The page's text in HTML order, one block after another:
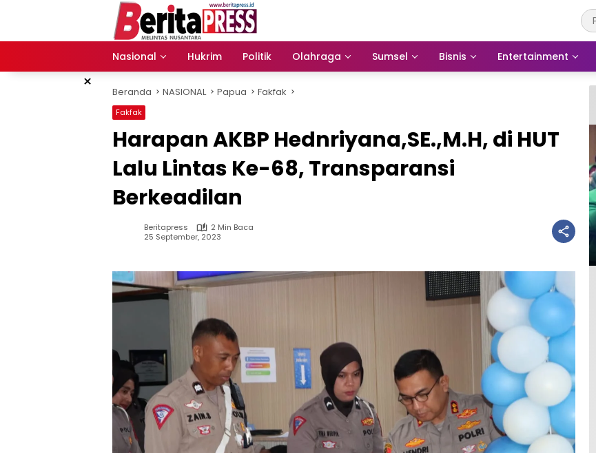
Nasional
Hukrim Politik Olahraga Sumsel Bisnis Entertainment
× Beranda NASIONAL Papua Fakfak
Fakfak
Harapan AKBP Hednriyana,SE.,M.H, di HUT
Lalu Lintas Ke-68, Transparansi
Berkeadilan
Beritapress
2 Min Baca
25 September, 2023